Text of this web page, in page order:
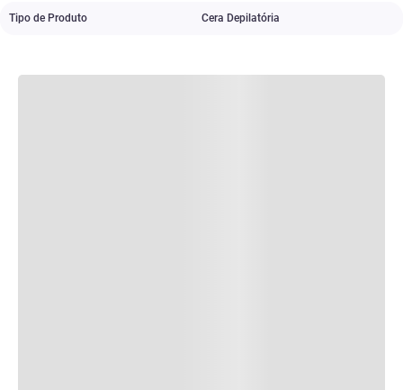
Tipo de Produto Cera Depilatória